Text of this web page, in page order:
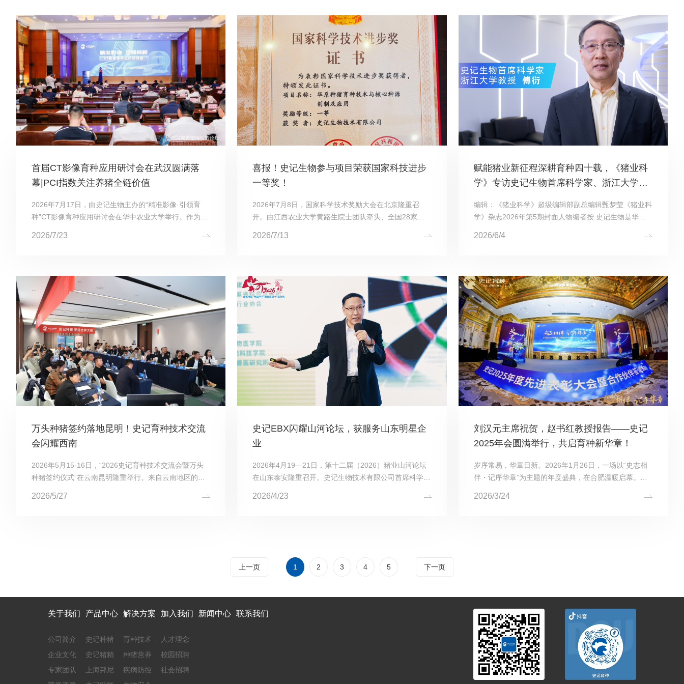
首届CT影像育种应用研讨会在武汉圆满落
幕|PCI指数关注养猪全链价值
2026年7月17日，由史记生物主办的“精准影像·引领育
种”CT影像育种应用研讨会在华中农业大学举行。作为国
2026/7/23
喜报！史记生物参与项目荣获国家科技进步
一等奖！
2026年7月8日，国家科学技术奖励大会在北京隆重召
开。由江西农业大学黄路生院士团队牵头、全国28家科
2026/7/13
赋能猪业新征程深耕育种四十载，《猪业科
学》专访史记生物首席科学家、浙江大学傅
编辑：《猪业科学》超级编辑部副总编辑甄梦莹《猪业科
学》杂志2026年第5期封面人物编者按:史记生物是华系
2026/6/4
万头种猪签约落地昆明！史记育种技术交流
会闪耀西南
2026年5月15-16日，“2026史记育种技术交流会暨万头
种猪签约仪式”在云南昆明隆重举行。来自云南地区的规
2026/5/27
史记EBX闪耀山河论坛，获服务山东明星企
业
2026年4月19—21日，第十二届（2026）猪业山河论坛
在山东泰安隆重召开。史记生物技术有限公司首席科学家
2026/4/23
刘汉元主席祝贺，赵书红教授报告——史记
2025年会圆满举行，共启育种新华章！
岁序常易，华章日新。2026年1月26日，一场以“史志相
伴・记序华章”为主题的年度盛典，在合肥温暖启幕。史
2026/3/24
上一页 1 2 3 4 5 下一页
关于我们
公司简介
企业文化
专家团队
产品中心
史记种猪
史记猪精
上海邦尼
解决方案
育种技术
种猪营养
疾病防控
加入我们
人才理念
校园招聘
社会招聘
新闻中心 联系我们